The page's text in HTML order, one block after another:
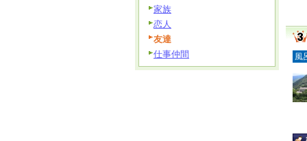
風
家族
恋人
友達
仕事仲間